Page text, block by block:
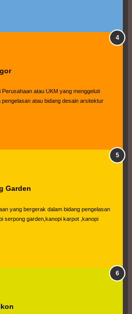
atau UKM yang menggeluti
pengelasan atau bidang desain arsitektur
Garden
yang bergerak dalam bidang pengelasan
serpong garden,kanopi karpot ,kanopi